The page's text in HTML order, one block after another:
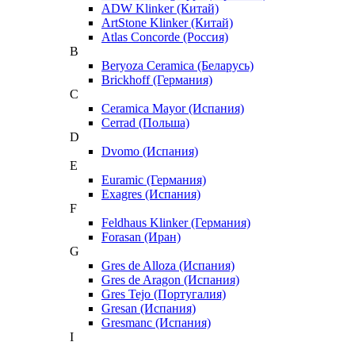
ADW Klinker (Китай)
ArtStone Klinker (Китай)
Atlas Concorde (Россия)
B
Beryoza Ceramica (Беларусь)
Brickhoff (Германия)
C
Ceramica Mayor (Испания)
Cerrad (Польша)
D
Dvomo (Испания)
E
Euramic (Германия)
Exagres (Испания)
F
Feldhaus Klinker (Германия)
Forasan (Иран)
G
Gres de Alloza (Испания)
Gres de Aragon (Испания)
Gres Tejo (Португалия)
Gresan (Испания)
Gresmanc (Испания)
I